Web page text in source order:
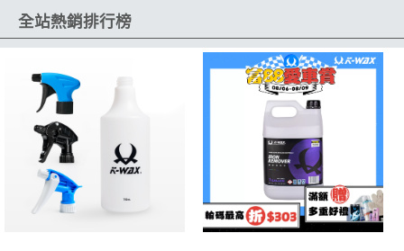
全站熱銷排行榜